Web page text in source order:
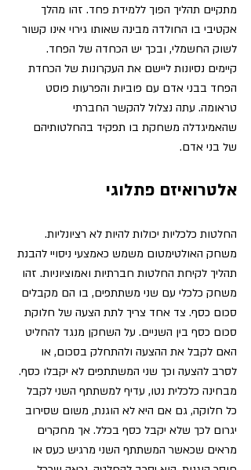
מתקיים תהליך הפוך ללמידת פחד. זהו מהלך
אקטיבי בו החולדה מבינה שאותו גירוי אינו קשור
לשוק החשמלי, ובכך יש הכחדה של הפחד.
קיימים נסיונות ליישם את העקרונות של הכחדת
הפחד בבני אדם עם פוביות והפרעות פוסט
טראומה. עתה נצלול להקשר החברתי
שהאמיגדלה משחקת בו תפקיד בהחלטותיהם
של בני אדם.
אלטרואיזם פתלוגי
החלטות כלכליות יכולות להיות לא רציונליות.
משחק האולטימטום משמש כאמצעי ניסויי להבנת
תהליך לקיחת החלטות חברתיות ואמוציוניות. זהו
משחק כלכלי עם שני משתתפים, בו הם מקבלים
סכום כסף. צד אחד צריך לתת הצעה של חלוקת
סכום כסף בין השניים. על השחקן מנגד להחליט
האם לקבל את ההצעה ולהתחלק בסכום, או
לסרב להצעה וכך שני המשתתפים לא יקבלו כסף.
מבחינה כלכלית נטו, עדיף למשתתף השני לקבל
כל חלוקה, גם אם היא לא הוגנת, משום שסירוב
יגרום לכך שלא יקבל כסף בכלל. אך מחקרים
מראים שכאשר המשתתף השני מרגיש כעס או